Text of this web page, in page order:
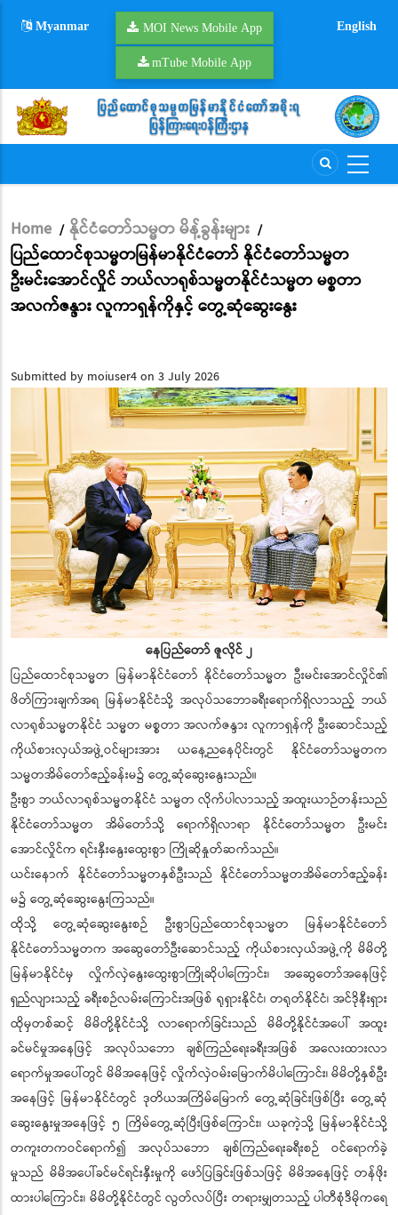
Myanmar MOI News Mobile App
mTube Mobile App
English
Breadcrumb
Home / နိုင်ငံတော်သမ္မတ မိန့်ခွန်းများ /
ပြည်ထောင်စုသမ္မတမြန်မာနိုင်ငံတော် နိုင်ငံတော်သမ္မတ
ဦးမင်းအောင်လှိုင် ဘယ်လာရုစ်သမ္မတနိုင်ငံသမ္မတ မစ္စတာ
အလက်ဇန္ဒား လူကာရှန်ကိုနှင့် တွေ့ဆုံဆွေးနွေး
Submitted by moiuser4on 3 July 2026
နေပြည်တော် ဇူလိုင် ၂
ပြည်ထောင်စုသမ္မတ မြန်မာနိုင်ငံတော် နိုင်ငံတော်သမ္မတ ဦးမင်းအောင်လှိုင်၏
ဖိတ်ကြားချက်အရ မြန်မာနိုင်ငံသို့ အလုပ်သဘောခရီးရောက်ရှိလာသည့် ဘယ်
လာရုစ်သမ္မတနိုင်ငံ သမ္မတ မစ္စတာ အလက်ဇန္ဒား လူကာရှန်ကို ဦးဆောင်သည့်
ကိုယ်စားလှယ်အဖွဲ့ဝင်များအား ယနေ့ညနေပိုင်းတွင် နိုင်ငံတော်သမ္မတက
သမ္မတအိမ်တော်ဧည့်ခန်းမ၌ တွေ့ဆုံဆွေးနွေးသည်။
ဦးစွာ ဘယ်လာရုစ်သမ္မတနိုင်ငံ သမ္မတ လိုက်ပါလာသည့် အထူးယာဉ်တန်းသည်
နိုင်ငံတော်သမ္မတ အိမ်တော်သို့ ရောက်ရှိလာရာ နိုင်ငံတော်သမ္မတ ဦးမင်း
အောင်လှိုင်က ရင်းနှီးနွေးထွေးစွာ ကြိုဆိုနှုတ်ဆက်သည်။
ယင်းနောက် နိုင်ငံတော်သမ္မတနှစ်ဦးသည် နိုင်ငံတော်သမ္မတအိမ်တော်ဧည့်ခန်း
မ၌ တွေ့ဆုံဆွေးနွေးကြသည်။
ထိုသို့ တွေ့ဆုံဆွေးနွေးစဉ် ဦးစွာပြည်ထောင်စုသမ္မတ မြန်မာနိုင်ငံတော်
နိုင်ငံတော်သမ္မတက အဆွေတော်ဦးဆောင်သည့် ကိုယ်စားလှယ်အဖွဲ့ကို မိမိတို့
မြန်မာနိုင်ငံမှ လှိုက်လှဲနွေးထွေးစွာကြိုဆိုပါကြောင်း၊ အဆွေတော်အနေဖြင့်
ရှည်လျားသည့် ခရီးစဉ်လမ်းကြောင်းအဖြစ် ရုရှားနိုင်ငံ၊ တရုတ်နိုင်ငံ၊ အင်ဒိုနီးရှား
ထိုမှတစ်ဆင့် မိမိတို့နိုင်ငံသို့ လာရောက်ခြင်းသည် မိမိတို့နိုင်ငံအပေါ် အထူး
ခင်မင်မှုအနေဖြင့် အလုပ်သဘော ချစ်ကြည်ရေးခရီးအဖြစ် အလေးထားလာ
ရောက်မှုအပေါ်တွင် မိမိအနေဖြင့် လှိုက်လှဲဝမ်းမြောက်မိပါကြောင်း၊ မိမိတို့နှစ်ဦး
အနေဖြင့် မြန်မာနိုင်ငံတွင် ဒုတိယအကြိမ်မြောက် တွေ့ဆုံခြင်းဖြစ်ပြီး တွေ့ဆုံ
ဆွေးနွေးမှုအနေဖြင့် ၅ ကြိမ်တွေ့ဆုံပြီးဖြစ်ကြောင်း၊ ယခုကဲ့သို့ မြန်မာနိုင်ငံသို့
တကူးတကဝင်ရောက်၍ အလုပ်သဘော ချစ်ကြည်ရေးခရီးစဉ် ဝင်ရောက်ခဲ့
မှုသည် မိမိအပေါ်ခင်မင်ရင်းနှီးမှုကို ဖော်ပြခြင်းဖြစ်သဖြင့် မိမိအနေဖြင့် တန်ဖိုး
ထားပါကြောင်း၊ မိမိတို့နိုင်ငံတွင် လွတ်လပ်ပြီး တရားမျှတသည့် ပါတီစုံဒီမိုကရေ